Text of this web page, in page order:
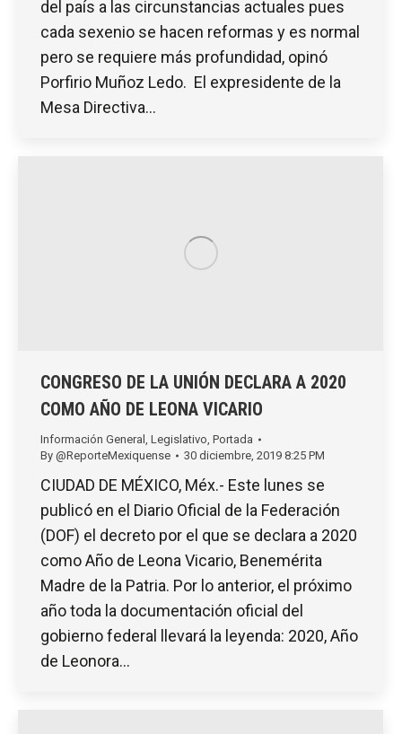
del país a las circunstancias actuales pues
cada sexenio se hacen reformas y es normal
pero se requiere más profundidad, opinó
Porfirio Muñoz Ledo. El expresidente de la
Mesa Directiva…
CONGRESO DE LA UNIÓN DECLARA A 2020
COMO AÑO DE LEONA VICARIO
Información General , Legislativo, Portada
By @ReporteMexiquense 30 diciembre, 2019 8:25 PM
CIUDAD DE MÉXICO, Méx.- Este lunes se
publicó en el Diario Oficial de la Federación
(DOF) el decreto por el que se declara a 2020
como Año de Leona Vicario, Benemérita
Madre de la Patria. Por lo anterior, el próximo
año toda la documentación oficial del
gobierno federal llevará la leyenda: 2020, Año
de Leonora…